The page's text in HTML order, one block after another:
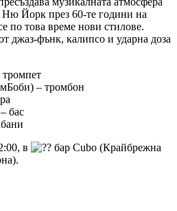
Йорк през 60-те години на
по това време нови стилове.
джаз-фънк, калипсо и ударна доза
тромпет
– тромбон
бас
в
бар Cubo (Крайбрежна